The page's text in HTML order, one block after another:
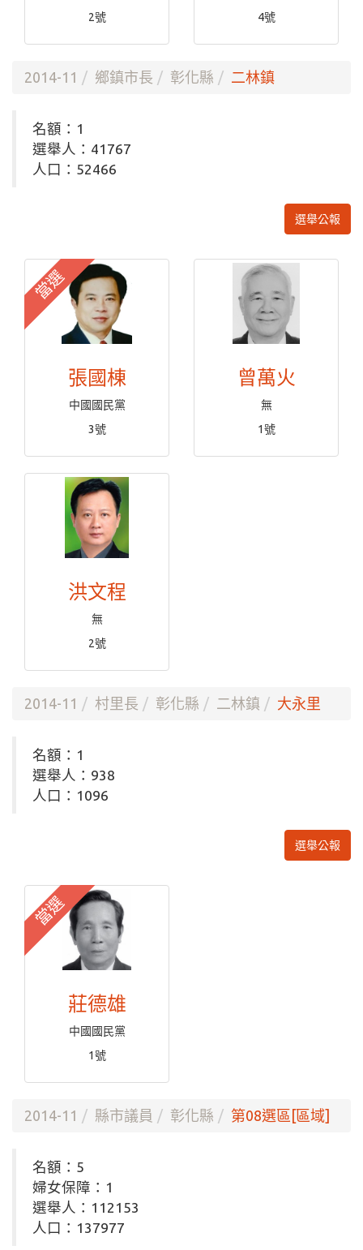
2號
4號
2014-11 鄉鎮市長 彰化縣 二林鎮
名額：1
選舉人：41767
人口：52466
選舉公報
當選
張國棟
中國國民黨
3號
曾萬火
無
1號
洪文程
無
2號
2014-11 村里長 彰化縣 二林鎮 大永里
名額：1
選舉人：938
人口：1096
選舉公報
當選
莊德雄
中國國民黨
1號
2014-11 縣市議員 彰化縣 第08選區[區域]
名額：5
婦女保障：1
選舉人：112153
人口：137977